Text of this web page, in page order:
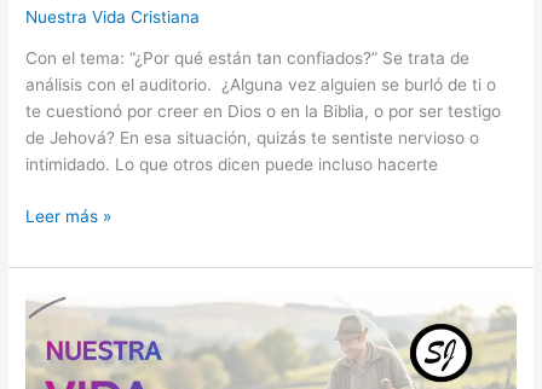
Nuestra Vida Cristiana
Con el tema: “¿Por qué están tan confiados?” Se trata de
análisis con el auditorio. ¿Alguna vez alguien se burló de ti o
te cuestionó por creer en Dios o en la Biblia, o por ser testigo
de Jehová? En esa situación, quizás te sentiste nervioso o
intimidado. Lo que otros dicen puede incluso hacerte
NUESTRA
CRISTIANA
LA
SEMANA
DEL
Leer más »